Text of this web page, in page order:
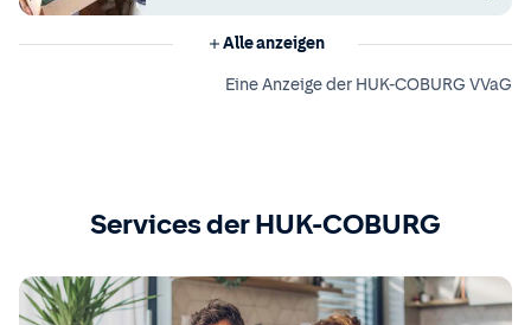
Alle anzeigen
Eine Anzeige der HUK-COBURG VVaG
Services der HUK-COBURG